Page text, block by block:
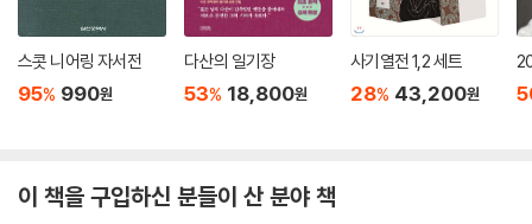
친구 김일엽이 집안 살림과 여성운동을 병행하는 모습을 실감 나게 포착했
다. 특히 해당 판화 작품은 스티커로 제작되어 초판 한정으로 만나볼 수 있
다.
나 읽을 수 있는 만화라는 매체를 통해, 나혜석이 궁금한 성인 독자뿐 아니
라 청소년들도 부담 없이 읽을 수 있는 열린 책으로 완성된 것이다. 우리 역
스콧 니어링 자서전
95% 990원
다산의 일기장
53% 18,800원
사기열전 1,2 세트
28% 43,200원
이 책을 구입하신 분들이 산 분야 책